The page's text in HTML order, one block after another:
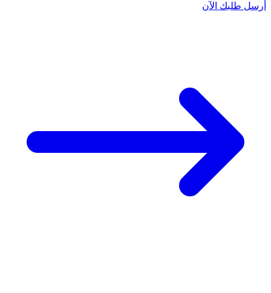
أرسل طلبك الآن